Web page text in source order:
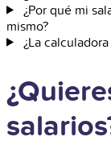
¿Por qué mi
mismo?
¿La